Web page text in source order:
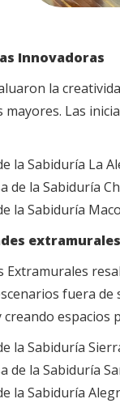
Innovadoras
la
mayores. Las
la Sabiduría La
de la Sabiduría
la Sabiduría
extramurales
Extramurales
fuera
espacios
la Sabiduría
de la Sabiduría
la Sabiduría